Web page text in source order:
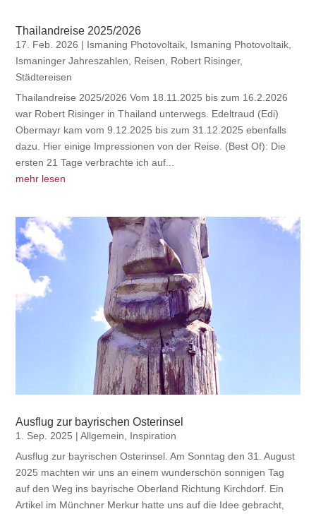
Thailandreise 2025/2026
17. Feb. 2026 | Ismaning Photovoltaik Ismaning Photovoltaik
Ismaninger Jahreszahlen
Reisen Robert Risinger,
Städtereisen
Thailandreise 2025/2026 Vom 18.11.2025 bis zum 16.2.2026
war Robert Risinger in Thailand unterwegs. Edeltraud (Edi)
Obermayr kam vom 9.12.2025 bis zum 31.12.2025 ebenfalls
dazu. Hier einige Impressionen von der Reise. (Best Of): Die
ersten 21 Tage verbrachte ich auf...
mehr lesen
Ausflug zur bayrischen Osterinsel
1. Sep. 2025 |Allgemein
Inspiration
Ausflug zur bayrischen Osterinsel. Am Sonntag den 31. August
2025 machten wir uns an einem wunderschön sonnigen Tag
auf den Weg ins bayrische Oberland Richtung Kirchdorf. Ein
Artikel im Münchner Merkur hatte uns auf die Idee gebracht,